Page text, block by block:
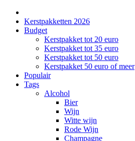
Kerstpakketten 2026
Budget
Kerstpakket tot 20 euro
Kerstpakket tot 35 euro
Kerstpakket tot 50 euro
Kerstpakket 50 euro of meer
Populair
Tags
Alcohol
Bier
Wijn
Witte wijn
Rode Wijn
Champagne